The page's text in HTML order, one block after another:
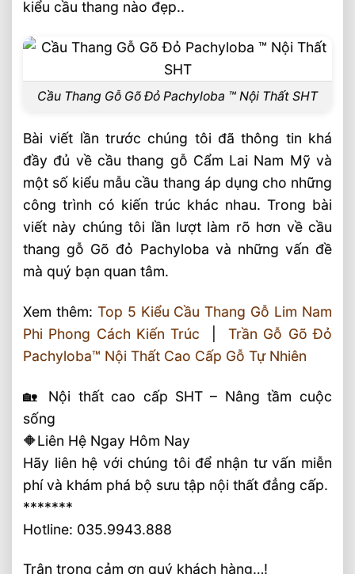
kiểu cầu thang nào đẹp..
Cầu Thang Gỗ Gõ Đỏ Pachyloba ™ Nội Thất SHT
Bài viết lần trước chúng tôi đã thông tin khá
đầy đủ về cầu thang gỗ Cẩm Lai Nam Mỹ và
một số kiểu mẫu cầu thang áp dụng cho những
công trình có kiến trúc khác nhau. Trong bài
viết này chúng tôi lần lượt làm rõ hơn về cầu
thang gỗ Gõ đỏ Pachyloba và những vấn đề
mà quý bạn quan tâm.
Xem thêm: Top 5 Kiểu Cầu Thang Gỗ Lim Nam
Phi Phong Cách Kiến Trúc
Trần Gỗ Gõ Đỏ
Pachyloba™ Nội Thất Cao Cấp Gỗ Tự Nhiên
🏡 Nội thất cao cấp SHT – Nâng tầm cuộc
sống
🔶Liên Hệ Ngay Hôm Nay
Hãy liên hệ với chúng tôi để nhận tư vấn miễn
phí và khám phá bộ sưu tập nội thất đẳng cấp.
*******
Hotline: 035.9943.888
Trân trọng cảm ơn quý khách hàng…!